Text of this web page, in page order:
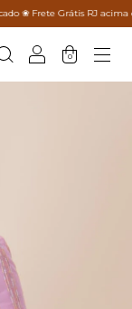
❀ Frete Grátis RJ acima
0